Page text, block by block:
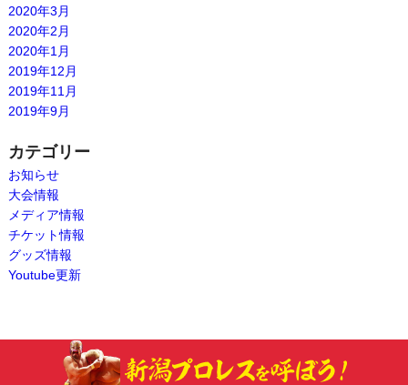
2020年3月
2020年2月
2020年1月
2019年12月
2019年11月
2019年9月
カテゴリー
お知らせ
大会情報
メディア情報
チケット情報
グッズ情報
Youtube更新